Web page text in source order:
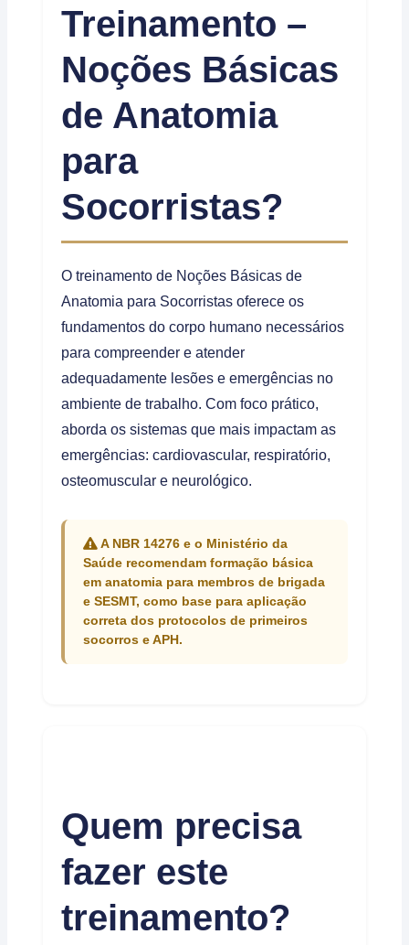
Treinamento –
Noções Básicas
de Anatomia
para
Socorristas?
O treinamento de Noções Básicas de
Anatomia para Socorristas oferece os
fundamentos do corpo humano necessários
para compreender e atender
adequadamente lesões e emergências no
ambiente de trabalho. Com foco prático,
aborda os sistemas que mais impactam as
emergências: cardiovascular, respiratório,
osteomuscular e neurológico.
A NBR 14276 e o Ministério da
Saúde recomendam formação básica
em anatomia para membros de brigada
e SESMT, como base para aplicação
correta dos protocolos de primeiros
socorros e APH.
Quem precisa
fazer este
treinamento?